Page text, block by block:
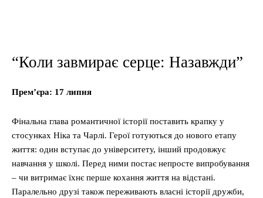
“Коли завмирає серце: Назавжди”
Прем’єра: 17 липня
Фінальна глава романтичної історії поставить крапку у
стосунках Ніка та Чарлі. Герої готуються до нового етапу
життя: один вступає до університету, інший продовжує
навчання у школі. Перед ними постає непросте випробування
– чи витримає їхнє перше кохання життя на відстані.
Паралельно друзі також переживають власні історії дружби,